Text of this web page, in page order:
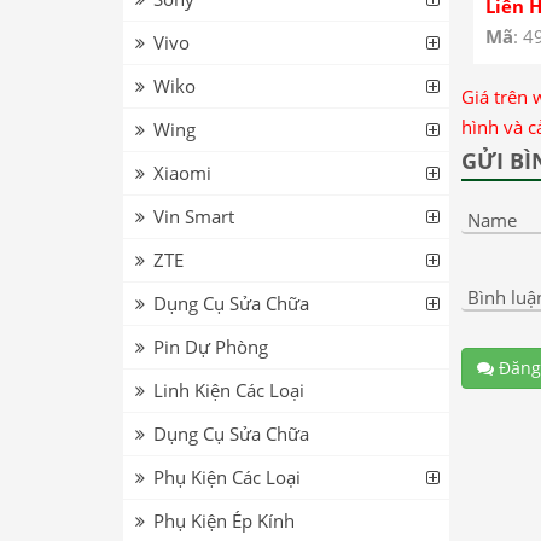
Keo
OCA
Go
Spark
Front
OCA
Liên
Mã:
Giá trên
hình và
GỬI
Name
Bình
Vivo
Wiko
Wing
Xiaomi
Vin Smart
ZTE
Dụng Cụ Sửa Chữa
Pin Dự Phòng
Linh Kiện Các Loại
Dụng Cụ Sửa Chữa
Phụ Kiện Các Loại
Phụ Kiện Ép Kính